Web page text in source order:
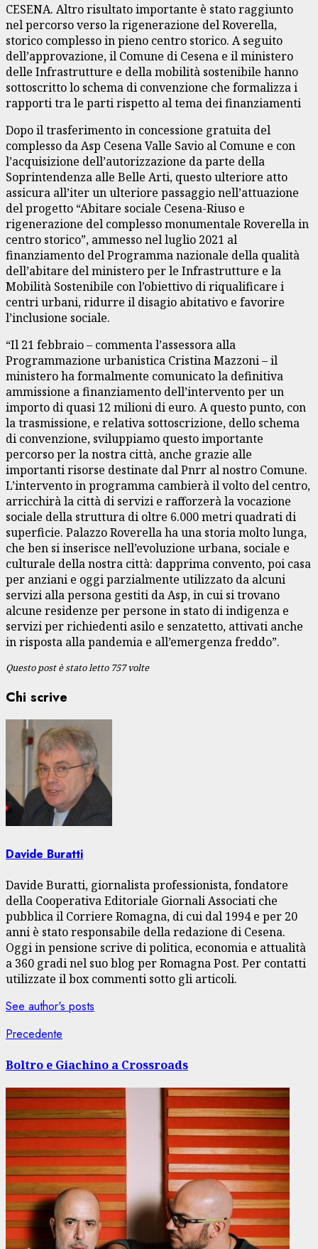
CESENA. Altro risultato importante è stato raggiunto
nel percorso verso la rigenerazione del Roverella,
storico complesso in pieno centro storico. A seguito
dell’approvazione, il Comune di Cesena e il ministero
delle Infrastrutture e della mobilità sostenibile hanno
sottoscritto lo schema di convenzione che formalizza i
rapporti tra le parti rispetto al tema dei finanziamenti
Dopo il trasferimento in concessione gratuita del
complesso da Asp Cesena Valle Savio al Comune e con
l’acquisizione dell’autorizzazione da parte della
Soprintendenza alle Belle Arti, questo ulteriore atto
assicura all’iter un ulteriore passaggio nell’attuazione
del progetto “Abitare sociale Cesena-Riuso e
rigenerazione del complesso monumentale Roverella in
centro storico”, ammesso nel luglio 2021 al
finanziamento del Programma nazionale della qualità
dell’abitare del ministero per le Infrastrutture e la
Mobilità Sostenibile con l’obiettivo di riqualificare i
centri urbani, ridurre il disagio abitativo e favorire
l’inclusione sociale.
“Il 21 febbraio – commenta l’assessora alla
Programmazione urbanistica Cristina Mazzoni – il
ministero ha formalmente comunicato la definitiva
ammissione a finanziamento dell’intervento per un
importo di quasi 12 milioni di euro. A questo punto, con
la trasmissione, e relativa sottoscrizione, dello schema
di convenzione, sviluppiamo questo importante
percorso per la nostra città, anche grazie alle
importanti risorse destinate dal Pnrr al nostro Comune.
L’intervento in programma cambierà il volto del centro,
arricchirà la città di servizi e rafforzerà la vocazione
sociale della struttura di oltre 6.000 metri quadrati di
superficie. Palazzo Roverella ha una storia molto lunga,
che ben si inserisce nell’evoluzione urbana, sociale e
culturale della nostra città: dapprima convento, poi casa
per anziani e oggi parzialmente utilizzato da alcuni
servizi alla persona gestiti da Asp, in cui si trovano
alcune residenze per persone in stato di indigenza e
servizi per richiedenti asilo e senzatetto, attivati anche
in risposta alla pandemia e all’emergenza freddo”.
Questo post è stato letto 757 volte
Chi scrive
Davide Buratti
Davide Buratti, giornalista professionista, fondatore
della Cooperativa Editoriale Giornali Associati che
pubblica il Corriere Romagna, di cui dal 1994 e per 20
anni è stato responsabile della redazione di Cesena.
Oggi in pensione scrive di politica, economia e attualità
a 360 gradi nel suo blog per Romagna Post. Per contatti
utilizzate il box commenti sotto gli articoli.
See author's posts
Navigazione
articolo
Precedente
Boltro e Giachino a Crossroads